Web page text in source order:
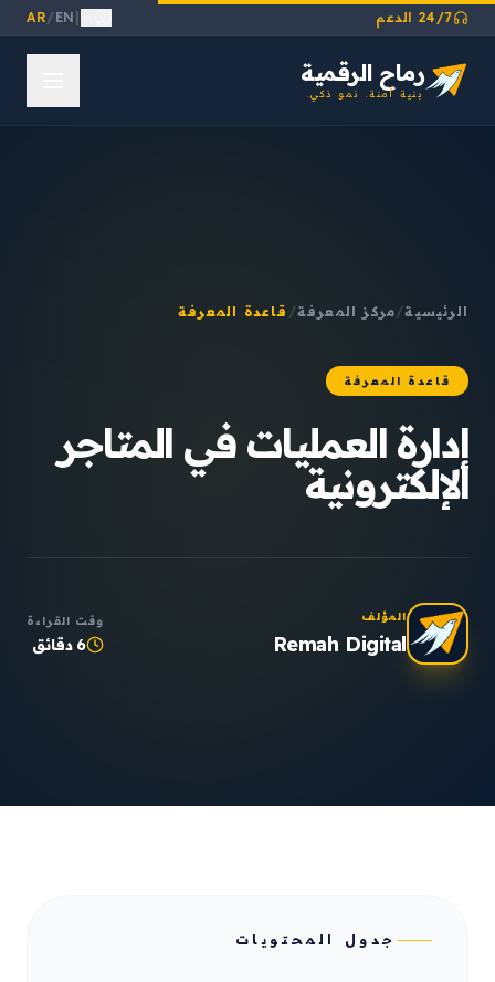
24/7 الدعم EN
/
AR
رماح الرقمية
بنية آمنة. نمو ذكي.
الرئيسية/مركز المعرفة/ قاعدة المعرفة
قاعدة المعرفة
إدارة العمليات في المتاجر
الإلكترونية
المؤلف
Remah Digital
وقت القراءة
6 دقائق
جدول المحتويات